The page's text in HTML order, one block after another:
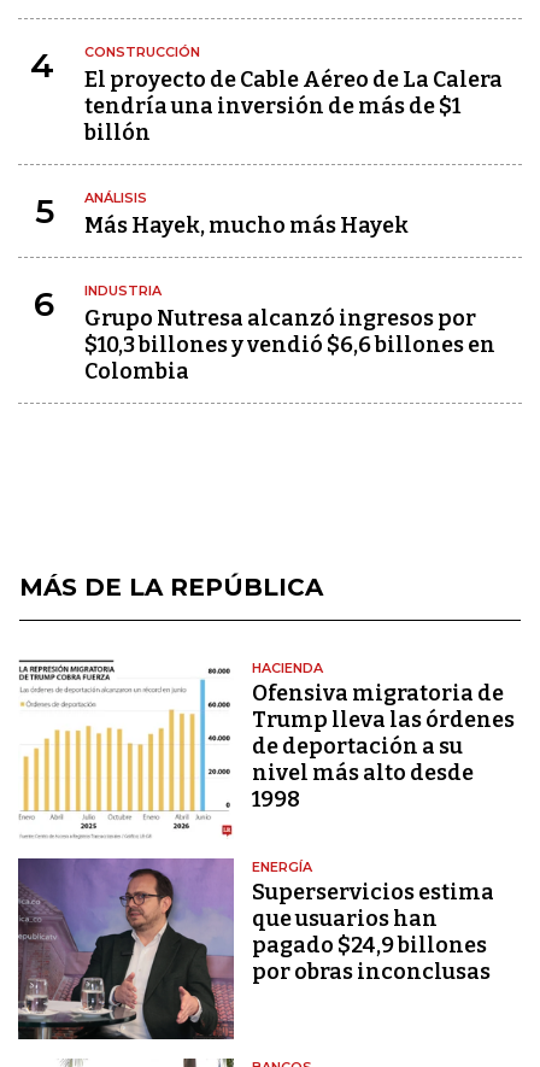
4 CONSTRUCCIÓN
El proyecto de Cable Aéreo de La Calera
tendría una inversión de más de $1
billón
5 ANÁLISIS
Más Hayek, mucho más Hayek
6 INDUSTRIA
Grupo Nutresa alcanzó ingresos por
$10,3 billones y vendió $6,6 billones en
Colombia
MÁS DE LA REPÚBLICA
HACIENDA
Ofensiva migratoria de
Trump lleva las órdenes
de deportación a su
nivel más alto desde
1998
ENERGÍA
Superservicios estima
que usuarios han
pagado $24,9 billones
por obras inconclusas